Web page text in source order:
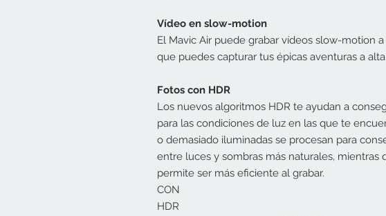
Vídeo en slow-motion
El Mavic Air puede grabar vídeos slow-motion
que puedes capturar tus épicas aventuras a
Fotos con HDR
Los nuevos algoritmos HDR te ayudan a
para las condiciones de luz en las que te
o demasiado iluminadas se procesan para
entre luces y sombras más naturales, mientras
permite ser más eficiente al grabar.
CON